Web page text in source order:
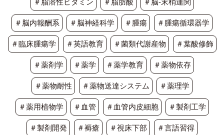
＃脂溶性ビタミン ＃脂肪酸 ＃脳-末梢連関
＃脳内報酬系 ＃脳神経科学 ＃腫瘍 ＃腫瘍循環器学
＃臨床腫瘍学 ＃英語教育 ＃菌類代謝産物 ＃葉酸修飾
＃薬剤学 ＃薬学 ＃薬学教育 ＃薬物依存
＃薬物耐性 ＃薬物送達システム ＃薬理学
＃薬用植物学 ＃血管 ＃血管内皮細胞 ＃製剤工学
＃製剤開発 ＃褥瘡 ＃視床下部 ＃言語習得